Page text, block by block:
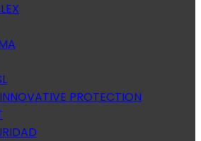
PROTECTION